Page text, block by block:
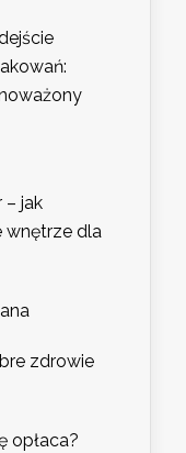
– jak
wnętrze dla
zdrowie
opłaca?